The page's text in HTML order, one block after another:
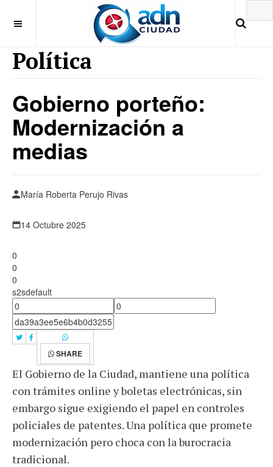
Política
Gobierno porteño:
Modernización a
medias
María Roberta Perujo Rivas
14 Octubre 2025
0
0
0
s2sdefault
SHARE
El Gobierno de la Ciudad, mantiene una política
con trámites online y boletas electrónicas, sin
embargo sigue exigiendo el papel en controles
policiales de patentes. Una política que promete
modernización pero choca con la burocracia
tradicional.